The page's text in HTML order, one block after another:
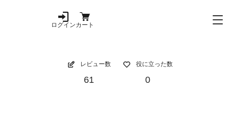
ログインカート
レビュー数
61
役に立った数
0